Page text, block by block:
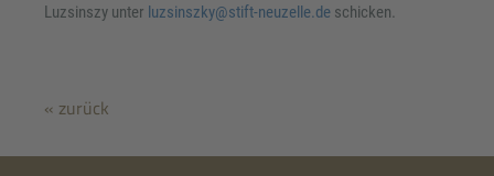
Luzsinszy unter luzsinszky@stift-neuzelle.de schicken.
« zurück